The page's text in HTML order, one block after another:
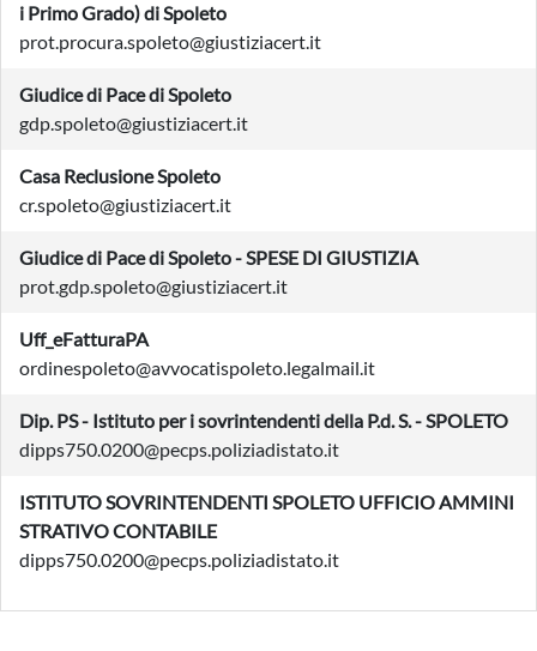
i Primo Grado) di Spoleto
prot.procura.spoleto@giustiziacert.it
Giudice di Pace di Spoleto
gdp.spoleto@giustiziacert.it
Casa Reclusione Spoleto
cr.spoleto@giustiziacert.it
Giudice di Pace di Spoleto - SPESE DI GIUSTIZIA
prot.gdp.spoleto@giustiziacert.it
Uff_eFatturaPA
ordinespoleto@avvocatispoleto.legalmail.it
Dip. PS - Istituto per i sovrintendenti della P.d. S. - SPOLETO
dipps750.0200@pecps.poliziadistato.it
ISTITUTO SOVRINTENDENTI SPOLETO UFFICIO AMMINI
STRATIVO CONTABILE
dipps750.0200@pecps.poliziadistato.it